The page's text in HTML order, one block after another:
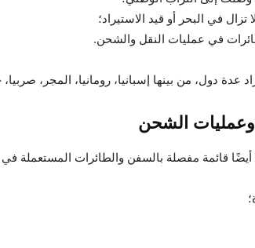
عدة دول، من بينها إسبانيا، رومانيا، المجر،
الشحن
قائمة مفصلة بالسفن والطائرات المستعملة